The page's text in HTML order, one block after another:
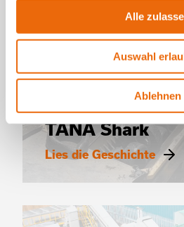
Alle
Auswahl
Ablehnen
TANA Shark 440DT
Shredding
TANA Shark
Lies die Geschichte